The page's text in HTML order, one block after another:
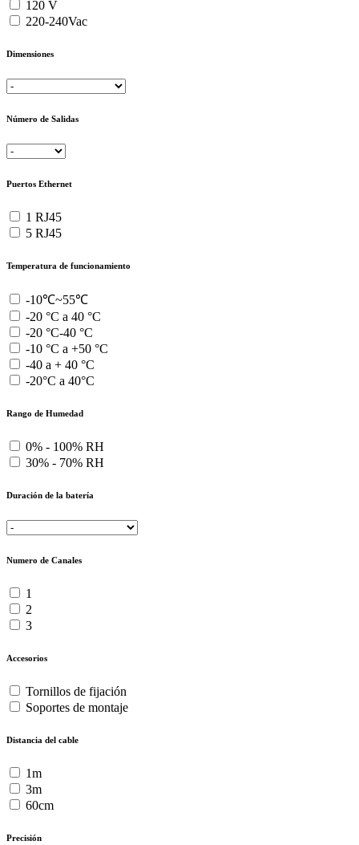
120 V
220-240Vac
Dimensiones
Número de Salidas
Puertos Ethernet
1 RJ45
5 RJ45
Temperatura de funcionamiento
-10℃~55℃
-20 °C a 40 °C
-20 °C-40 °C
-10 °C a +50 °C
-40 a + 40 °C
-20°C a 40°C
Rango de Humedad
0% - 100% RH
30% - 70% RH
Duración de la batería
Numero de Canales
1
2
3
Accesorios
Tornillos de fijación
Soportes de montaje
Distancia del cable
1m
3m
60cm
Precisión